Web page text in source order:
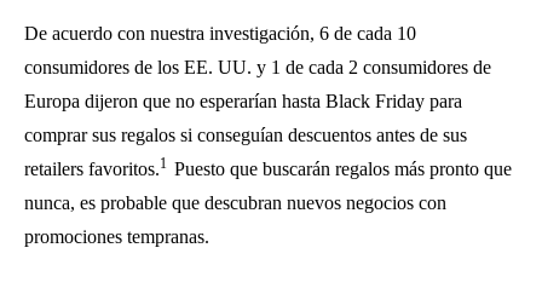
De acuerdo con nuestra investigación, 6 de cada 10
consumidores de los EE. UU. y 1 de cada 2 consumidores de
Europa dijeron que no esperarían hasta Black Friday para
comprar sus regalos si conseguían descuentos antes de sus
retailers favoritos.1 Puesto que buscarán regalos más pronto que
nunca, es probable que descubran nuevos negocios con
promociones tempranas.